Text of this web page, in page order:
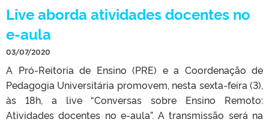
Live aborda atividades docentes no
e-aula
03/07/2020
A Pró-Reitoria de Ensino (PRE) e a Coordenação de
Pedagogia Universitária promovem, nesta sexta-feira (3),
às 18h, a live “Conversas sobre Ensino Remoto:
Atividades docentes no e-aula”. A transmissão será na